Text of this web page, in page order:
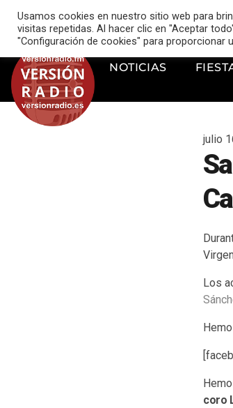
music_note VERSIÓN RADIO
NOTICIAS
julio
Los
coro
Usamos cookies en nuestro sitio web para
visitas repetidas. Al hacer clic en "Aceptar
"Configuración de cookies" para proporcionar